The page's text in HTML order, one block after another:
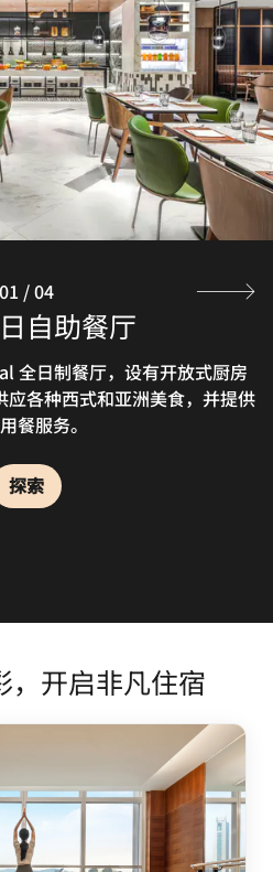
自助餐厅
全日制餐厅，设有开放式厨房
各种西式和亚洲美食，并提供
餐服务。
探索
大堂吧
咖啡、鸡尾酒、葡萄酒、小吃
和柔和的背景音乐营造出轻松
就餐环境。
探索
中餐厅
松，设有9间包厢，供应口味正
德、番禺、香港等地的各色美
可欣赏天河购物商业街和林荫大
探索
鲜餐厅
应新鲜海鲜、日本料理和意大
板烧，是亲友聚会以及游览广
想用餐之选。
探索
01 /04
，开启非凡住宿